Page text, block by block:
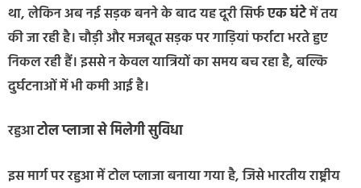
था, लेकिन अब नई सड़क बनने के बाद यह दूरी सिर्फएक घंटेमें तय
की जा रही है। चौड़ी और मजबूत सड़क पर गाड़ियां फर्राटा भरते हुए
निकल रही हैं। इससे न केवल यात्रियों का समय बच रहा है, बल्कि
दुर्घटनाओं में भी कमी आई है।
रहुआटोल प्लाजा से मिलेगी सुविधा
इस मार्ग पर रहुआ में टोल प्लाजा बनाया गया है, जिसे भारतीय राष्ट्रीय